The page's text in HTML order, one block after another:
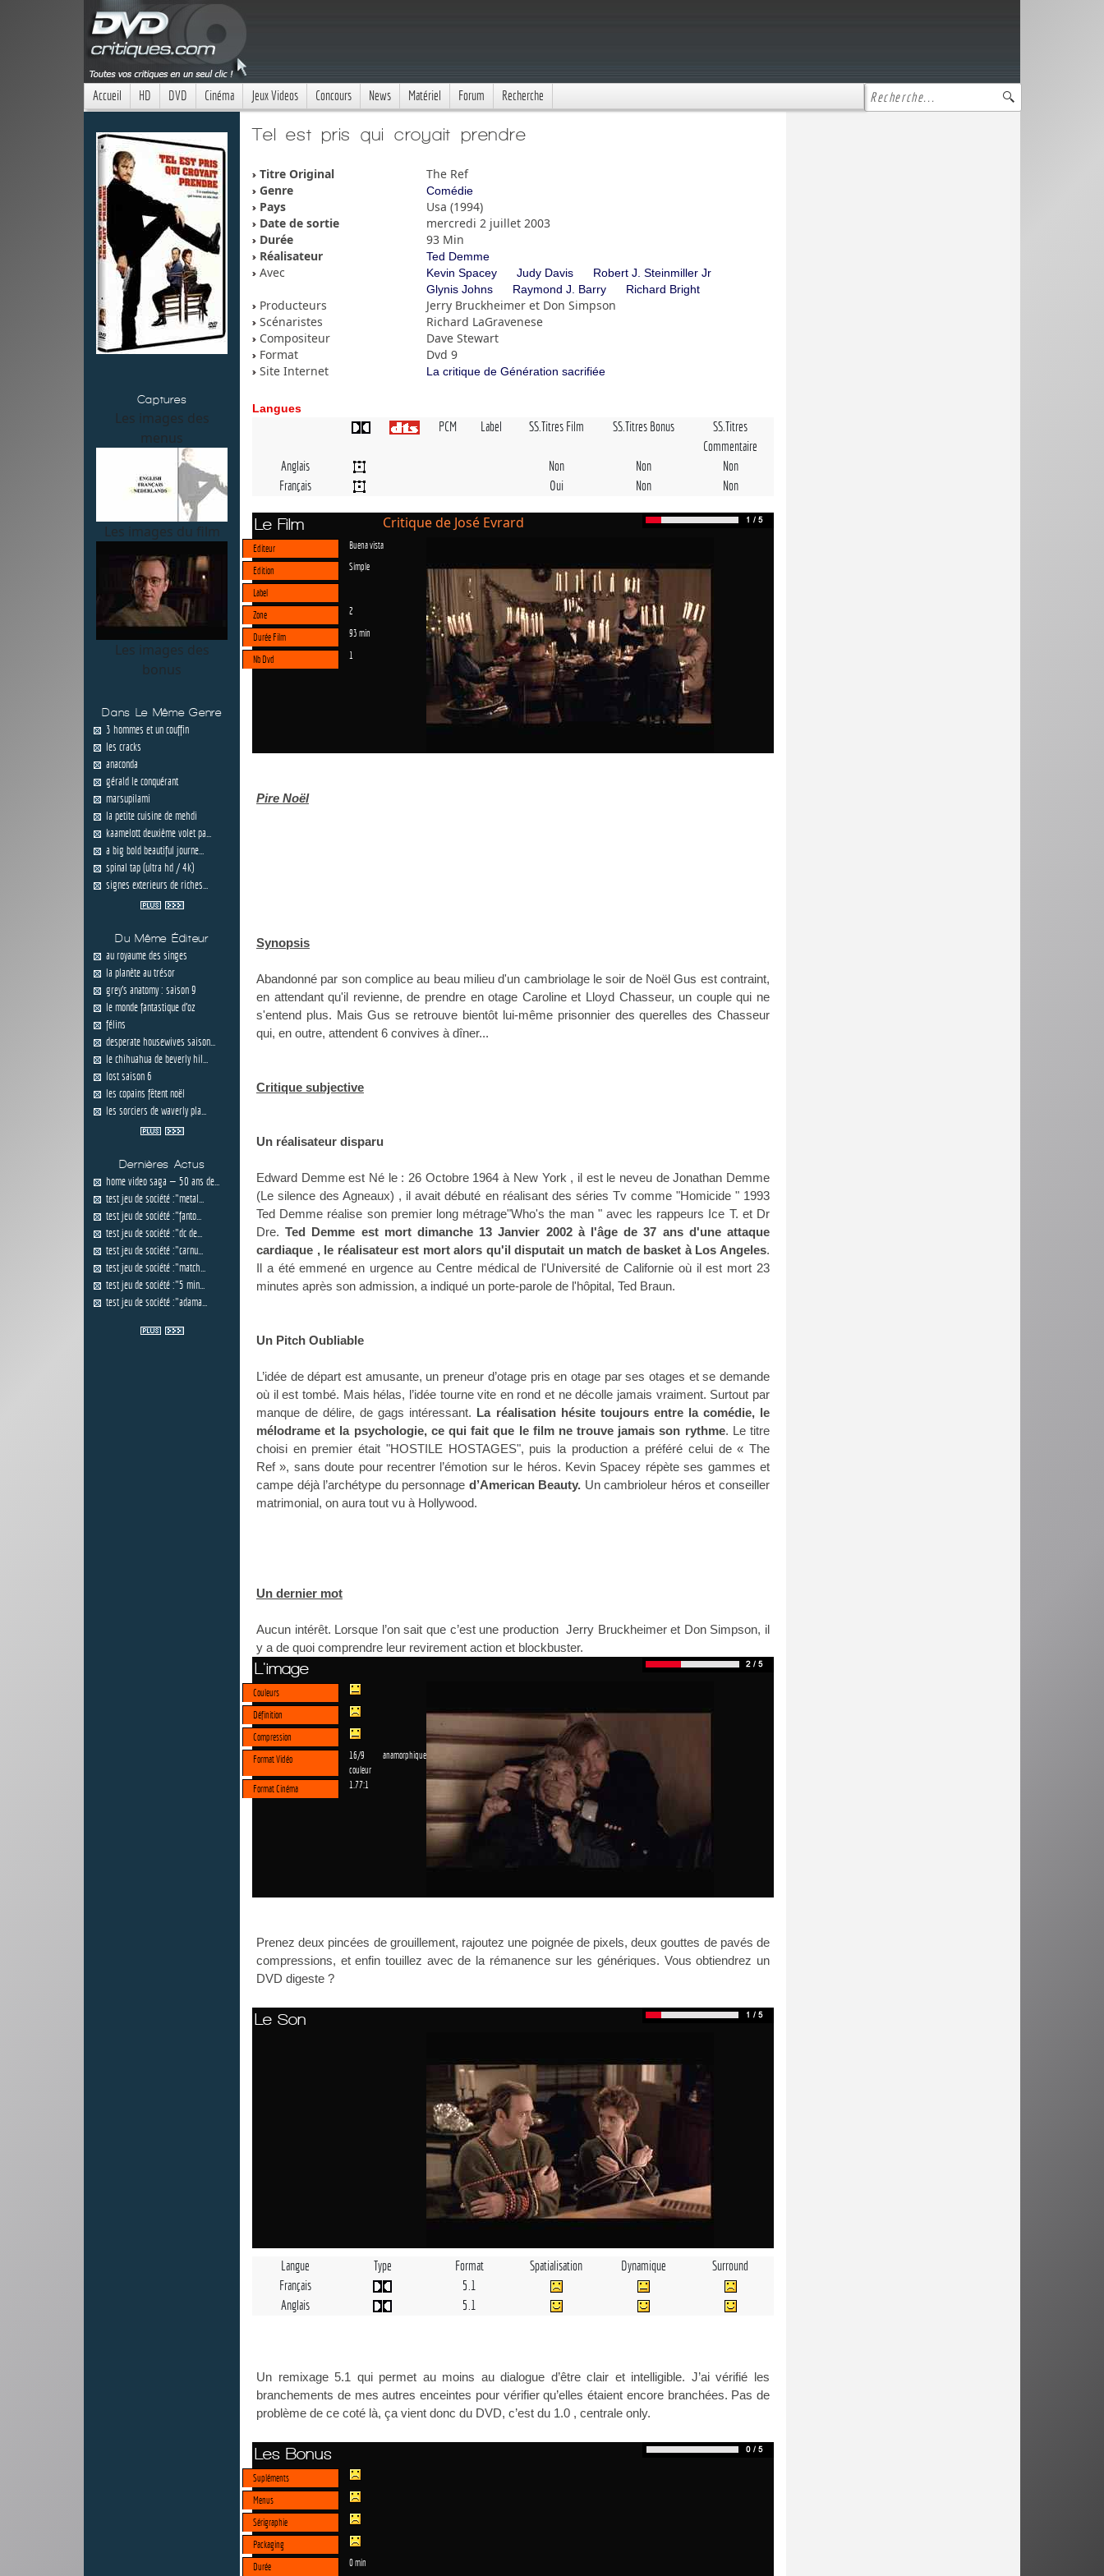
Accueil HD DVD Cinéma Jeux Videos Concours News Matériel Forum Recherche
Captures
Les images des
menus
Les images du film
Les images des
bonus
Dans Le Même Genre
3 hommes et un couffin
les cracks
anaconda
gérald le conquérant
marsupilami
la petite cuisine de mehdi
kaamelott deuxième volet pa...
a big bold beautiful journe...
spinal tap (ultra hd / 4k)
signes exterieurs de riches...
Du Même Éditeur
au royaume des singes
la planète au trésor
grey's anatomy : saison 9
le monde fantastique d'oz
félins
desperate housewives saison...
le chihuahua de beverly hil...
lost saison 6
les copains fêtent noël
les sorciers de waverly pla...
Dernières Actus
home video saga — 50 ans de...
test jeu de société :"metal...
test jeu de société :"fanto...
test jeu de société :"dc de...
test jeu de société :"carnu...
test jeu de société :"match...
test jeu de société :"5 min...
test jeu de société :"adama...
Tel est pris qui croyait prendre
Titre Original
The Ref
Genre
Comédie
Pays
Usa (1994)
Date de sortie
mercredi 2 juillet 2003
Durée
93 Min
Réalisateur
Ted Demme
Avec Kevin Spacey Judy Davis
Robert J. Steinmiller Jr
Glynis Johns
Raymond J. Barry Richard Bright
Producteurs
Jerry Bruckheimer et Don Simpson
Scénaristes
Richard LaGravenese
Compositeur
Dave Stewart
Format
Dvd 9
Site Internet
La critique de Génération sacrifiée
Langues
PCM Label SS.Titres Film SS.Titres Bonus
SS.Titres
Commentaire
Anglais
Non Non
Non
Français
Oui Non Non
Le Film Critique de José Evrard
Editeur Buena vista
Edition Simple
Label
Zone
2
Durée Film 93 min
Nb Dvd 1
Pire Noël
Synopsis
Abandonné par son complice au beau milieu d'un cambriolage le soir de Noël Gus est contraint,
en attendant qu'il revienne, de prendre en otage Caroline et Lloyd Chasseur, un couple qui ne
s'entend plus. Mais Gus se retrouve bientôt lui-même prisonnier des querelles des Chasseur
qui, en outre, attendent 6 convives à dîner...
Critique subjective
Un réalisateur disparu
Edward Demme est Né le : 26 Octobre 1964 à New York , il est le neveu de Jonathan Demme
(Le silence des Agneaux) , il avait débuté en réalisant des séries Tv comme "Homicide " 1993
Ted Demme réalise son premier long métrage"Who's the man " avec les rappeurs Ice T. et Dr
Dre.Ted Demme est mort dimanche 13 Janvier 2002 à l'âge de 37 ans d'une attaque
cardiaque , le réalisateur est mort alors qu'il disputait un match de basket à Los Angeles.
Il a été emmené en urgence au Centre médical de l'Université de Californie où il est mort 23
minutes après son admission, a indiqué un porte-parole de l'hôpital, Ted Braun.
Un Pitch Oubliable
L’idée de départ est amusante, un preneur d’otage pris en otage par ses otages et se demande
où il est tombé. Mais hélas, l’idée tourne vite en rond et ne décolle jamais vraiment. Surtout par
manque de délire, de gags intéressant. La réalisation hésite toujours entre la comédie, le
mélodrame et la psychologie, ce qui fait que le film ne trouve jamais son rythme. Le titre
choisi en premier était "HOSTILE HOSTAGES", puis la production a préféré celui de « The
Ref », sans doute pour recentrer l’émotion sur le héros. Kevin Spacey répète ses gammes et
campe déjà l’archétype du personnage d’American Beauty. Un cambrioleur héros et conseiller
matrimonial, on aura tout vu à Hollywood.
Un dernier mot
Aucun intérêt. Lorsque l’on sait que c’est une production Jerry Bruckheimer et Don Simpson, il
y a de quoi comprendre leur revirement action et blockbuster.
L'image
Couleurs
Définition
Compression
Format Vidéo
16/9 anamorphique
couleur
Format Cinéma
1.77:1
Prenez deux pincées de grouillement, rajoutez une poignée de pixels, deux gouttes de pavés de
compressions, et enfin touillez avec de la rémanence sur les génériques. Vous obtiendrez un
DVD digeste ?
Le Son
Langue Type Format Spatialisation Dynamique
Surround
Français
5.1
Anglais
5.1
Un remixage 5.1 qui permet au moins au dialogue d’être clair et intelligible. J’ai vérifié les
branchements de mes autres enceintes pour vérifier qu’elles étaient encore branchées. Pas de
problème de ce coté là, ça vient donc du DVD, c’est du 1.0 , centrale only.
Les Bonus
Supléments
Menus
Sérigraphie
Packaging
Durée
0 min